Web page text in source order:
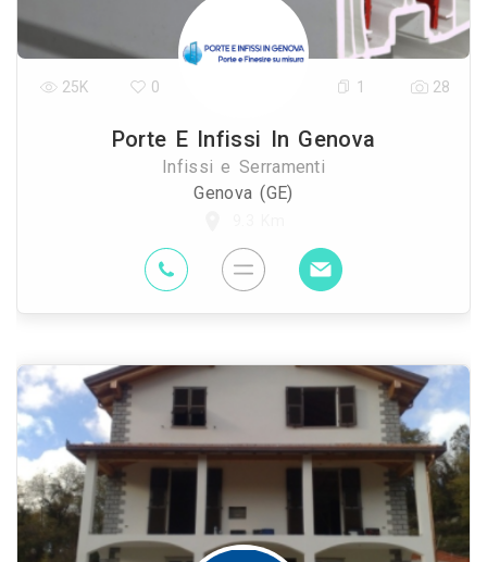
Porte E Infissi In Genova
Infissi e Serramenti
Genova (GE)
25K 0 1 28